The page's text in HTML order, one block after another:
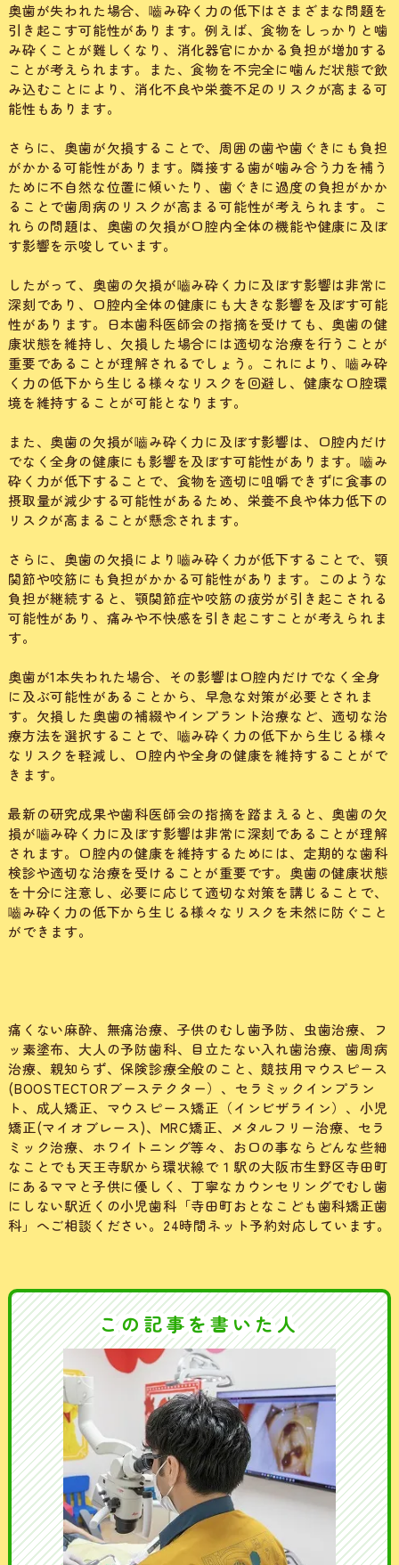
奥歯が失われた場合、嚙み砕く力の低下はさまざまな問題を
引き起こす可能性があります。例えば、食物をしっかりと噛
み砕くことが難しくなり、消化器官にかかる負担が増加する
ことが考えられます。また、食物を不完全に噛んだ状態で飲
み込むことにより、消化不良や栄養不足のリスクが高まる可
能性もあります。
さらに、奥歯が欠損することで、周囲の歯や歯ぐきにも負担
がかかる可能性があります。隣接する歯が噛み合う力を補う
ために不自然な位置に傾いたり、歯ぐきに過度の負担がかか
ることで歯周病のリスクが高まる可能性が考えられます。こ
れらの問題は、奥歯の欠損が口腔内全体の機能や健康に及ぼ
す影響を示唆しています。
したがって、奥歯の欠損が嚙み砕く力に及ぼす影響は非常に
深刻であり、口腔内全体の健康にも大きな影響を及ぼす可能
性があります。日本歯科医師会の指摘を受けても、奥歯の健
康状態を維持し、欠損した場合には適切な治療を行うことが
重要であることが理解されるでしょう。これにより、嚙み砕
く力の低下から生じる様々なリスクを回避し、健康な口腔環
境を維持することが可能となります。
また、奥歯の欠損が嚙み砕く力に及ぼす影響は、口腔内だけ
でなく全身の健康にも影響を及ぼす可能性があります。嚙み
砕く力が低下することで、食物を適切に咀嚼できずに食事の
摂取量が減少する可能性があるため、栄養不良や体力低下の
リスクが高まることが懸念されます。
さらに、奥歯の欠損により嚙み砕く力が低下することで、顎
関節や咬筋にも負担がかかる可能性があります。このような
負担が継続すると、顎関節症や咬筋の疲労が引き起こされる
可能性があり、痛みや不快感を引き起こすことが考えられま
す。
奥歯が1本失われた場合、その影響は口腔内だけでなく全身
に及ぶ可能性があることから、早急な対策が必要とされま
す。欠損した奥歯の補綴やインプラント治療など、適切な治
療方法を選択することで、嚙み砕く力の低下から生じる様々
なリスクを軽減し、口腔内や全身の健康を維持することがで
きます。
最新の研究成果や歯科医師会の指摘を踏まえると、奥歯の欠
損が嚙み砕く力に及ぼす影響は非常に深刻であることが理解
されます。口腔内の健康を維持するためには、定期的な歯科
検診や適切な治療を受けることが重要です。奥歯の健康状態
を十分に注意し、必要に応じて適切な対策を講じることで、
嚙み砕く力の低下から生じる様々なリスクを未然に防ぐこと
ができます。
痛くない麻酔、無痛治療、子供のむし歯予防、虫歯治療、フ
ッ素塗布、大人の予防歯科、目立たない入れ歯治療、歯周病
治療、親知らず、保険診療全般のこと、競技用マウスピース
(BOOSTECTORブーステクター）、セラミックインプラン
ト、成人矯正、マウスピース矯正（インビザライン）、小児
矯正(マイオブレース)、MRC矯正、メタルフリー治療、セラ
ミック治療、ホワイトニング等々、お口の事ならどんな些細
なことでも天王寺駅から環状線で１駅の大阪市生野区寺田町
にあるママと子供に優しく、丁寧なカウンセリングでむし歯
にしない駅近くの小児歯科「寺田町おとなこども歯科矯正歯
科」へご相談ください。24時間ネット予約対応しています。
この記事を書いた人